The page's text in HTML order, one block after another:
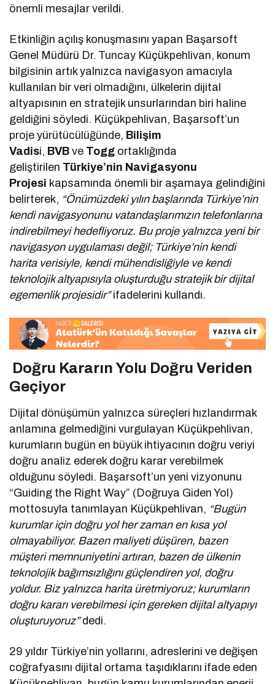
önemli mesajlar verildi.
Etkinliğin açılış konuşmasını yapan Başarsoft
Genel Müdürü Dr. Tuncay Küçükpehlivan, konum
bilgisinin artık yalnızca navigasyon amacıyla
kullanılan bir veri olmadığını, ülkelerin dijital
altyapısının en stratejik unsurlarından biri haline
geldiğini söyledi. Küçükpehlivan, Başarsoft’un
proje yürütücülüğünde, Bilişim
Vadisi, BVB ve Togg ortaklığında
geliştirilen Türkiye’nin Navigasyonu
Projesi kapsamında önemli bir aşamaya gelindiğini
belirterek, “Önümüzdeki yılın başlarında Türkiye’nin
kendi navigasyonunu vatandaşlarımızın telefonlarına
indirebilmeyi hedefliyoruz. Bu proje yalnızca yeni bir
navigasyon uygulaması değil; Türkiye’nin kendi
harita verisiyle, kendi mühendisliğiyle ve kendi
teknolojik altyapısıyla oluşturduğu stratejik bir dijital
egemenlik projesidir”ifadelerini kullandı.
Doğru Kararın Yolu Doğru Veriden
Geçiyor
Dijital dönüşümün yalnızca süreçleri hızlandırmak
anlamına gelmediğini vurgulayan Küçükpehlivan,
kurumların bugün en büyük ihtiyacının doğru veriyi
doğru analiz ederek doğru karar verebilmek
olduğunu söyledi. Başarsoft’un yeni vizyonunu
“Guiding the Right Way” (Doğruya Giden Yol)
mottosuyla tanımlayan Küçükpehlivan, “Bugün
kurumlar için doğru yol her zaman en kısa yol
olmayabiliyor. Bazen maliyeti düşüren, bazen
müşteri memnuniyetini artıran, bazen de ülkenin
teknolojik bağımsızlığını güçlendiren yol, doğru
yoldur. Biz yalnızca harita üretmiyoruz; kurumların
doğru kararı verebilmesi için gereken dijital altyapıyı
oluşturuyoruz”dedi.
29 yıldır Türkiye’nin yollarını, adreslerini ve değişen
coğrafyasını dijital ortama taşıdıklarını ifade eden